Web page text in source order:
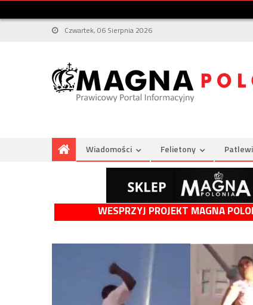
Czwartek, 06 Sierpnia 2026
Wiadomości Felietony
WESPRZYJ PROJEKT MAGNA